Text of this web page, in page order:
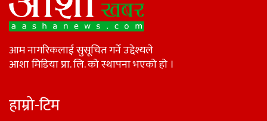
आम नागरिकलाई सुसूचित गर्ने उद्देश्यले
आशा मिडिया प्रा. लि. को स्थापना भएको हो ।
हाम्रो-टिम